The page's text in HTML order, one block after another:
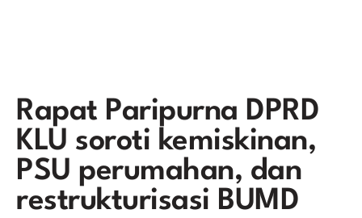
Rapat Paripurna DPRD
KLU soroti kemiskinan,
PSU perumahan, dan
restrukturisasi BUMD